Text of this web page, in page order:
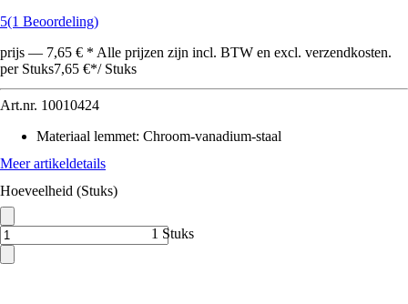
5(1 Beoordeling)
prijs — 7,65 € * Alle prijzen zijn incl. BTW en excl. verzendkosten.
per Stuks7,65 €*/ Stuks
Art.nr. 10010424
Materiaal lemmet: Chroom-vanadium-staal
Meer artikeldetails
Hoeveelheid (Stuks)
1 Stuks